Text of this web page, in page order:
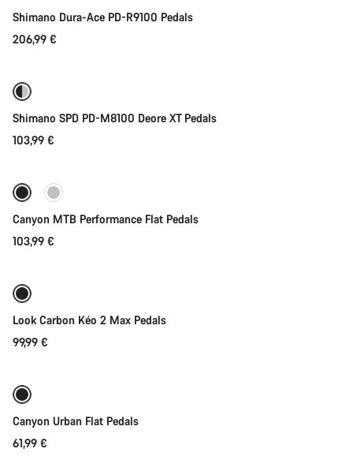
Shimano Dura-Ace PD-R9100 Pedals
206,99 €
Shimano SPD PD-M8100 Deore XT Pedals
103,99 €
Canyon MTB Performance Flat Pedals
103,99 €
Look Carbon Kéo 2 Max Pedals
99,99 €
Canyon Urban Flat Pedals
61,99 €